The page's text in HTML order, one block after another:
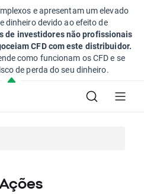
e apresentam um elevado
dinheiro devido ao efeito de
de investidores não profissionais
CFD com este distribuidor.
como funcionam os CFD e se
de perda do seu dinheiro.